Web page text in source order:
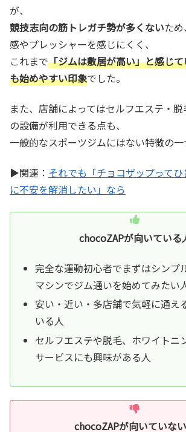
が、
競技志向の筋トレガチ勢が多くないた
感やプレッシャーを感じにくく、
これまで「ジムは敷居が高い」と感じ
も始めやすい印象でした。
また、店舗によってはセルフエステ・
の設備が利用できる点も、
一般的なスポーツジムにはない特徴の一
▶関連： それでも「チョコザップって
に不安を解消したい」なら
chocoZAPが向いている
完全な運動初心者でまずはシンプ
マシンでジム通いを始めてみたい
安い・近い・多店舗で気軽に通え
いる人
セルフエステや脱毛、ホワイトニ
サービスにも興味がある人
chocoZAPが向いていな